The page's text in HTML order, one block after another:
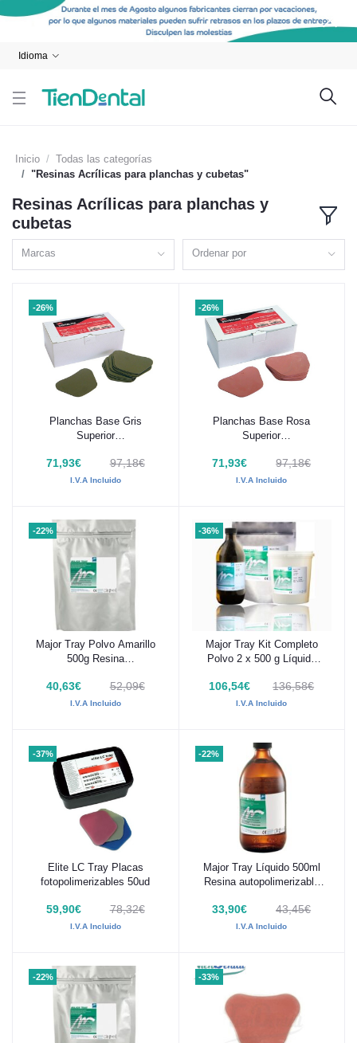
Idioma
Inicio
Todas las categorías
"Resinas Acrílicas para planchas y cubetas"
Resinas Acrílicas para planchas y
cubetas
Marcas Ordenar por
-26%
Añadir al carrito
Planchas Base Gris
Superior
uds Silverline
71,93€ 97,18€
I.V.A Incluido
-26%
Añadir al carrito
Planchas Base Rosa
Superior
uds Silverline
71,93€ 97,18€
I.V.A Incluido
-22%
Añadir al carrito
Major Tray Polvo Amarillo
500g Resina
cubetas
40,63€ 52,09€
I.V.A Incluido
-36%
Añadir al carrito
Major Tray Kit Completo
Polvo 2 x 500 g Líquido
106,54€ 136,58€
I.V.A Incluido
-37%
Añadir al carrito
Elite LC Tray Placas
fotopolimerizables 50ud
59,90€ 78,32€
I.V.A Incluido
-22%
Añadir al carrito
Major Tray Líquido 500ml
Resina autopolimerizable
33,90€ 43,45€
I.V.A Incluido
-22% -33%